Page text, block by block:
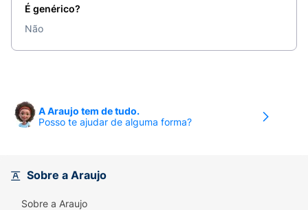
É genérico?
Não
A Araujo tem de tudo.
Posso te ajudar de alguma forma?
Sobre a Araujo
Sobre a Araujo